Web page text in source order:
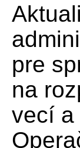
pre
na
vecí a